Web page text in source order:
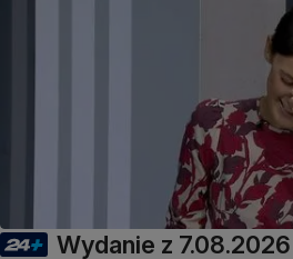
Wydanie z 7.08.2026